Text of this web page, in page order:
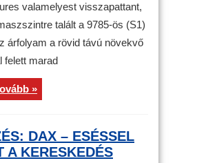
valamelyest visszapattant,
talált a 9785-ös (S1)
árfolyam a rövid távú növekvő
felett marad
»
DAX – ESÉSSEL
A KERESKEDÉS